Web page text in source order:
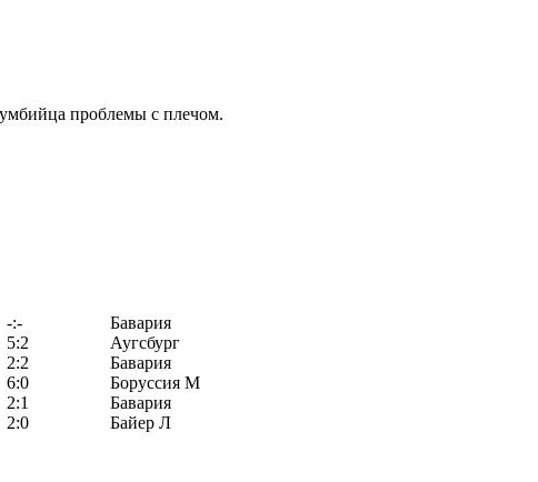
проблемы с плечом.
-:-
Бавария
5:2
Аугсбург
2:2
Бавария
6:0
Боруссия М
2:1
Бавария
2:0
Байер Л